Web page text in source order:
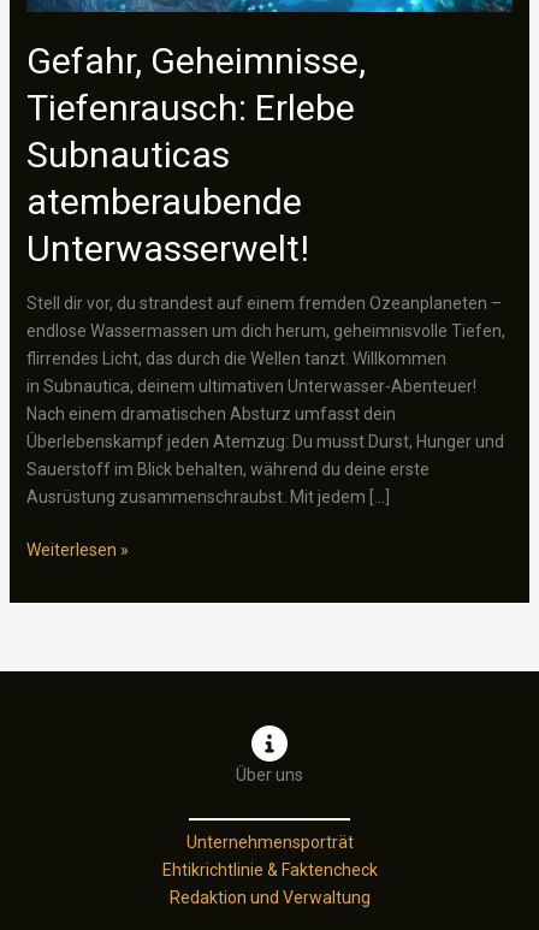
Gefahr, Geheimnisse,
Tiefenrausch: Erlebe
Subnauticas
atemberaubende
Unterwasserwelt!
Stell dir vor, du strandest auf einem fremden Ozeanplaneten –
endlose Wassermassen um dich herum, geheimnisvolle Tiefen,
flirrendes Licht, das durch die Wellen tanzt. Willkommen
in Subnautica, deinem ultimativen Unterwasser-Abenteuer!
Nach einem dramatischen Absturz umfasst dein
Überlebenskampf jeden Atemzug: Du musst Durst, Hunger und
Sauerstoff im Blick behalten, während du deine erste
Ausrüstung zusammen­schraubst. Mit jedem […]
Gefahr,
Tiefenrausch:
Weiterlesen »
Über uns
Unternehmensporträt
Ehtikrichtlinie & Faktencheck
Redaktion und Verwaltung